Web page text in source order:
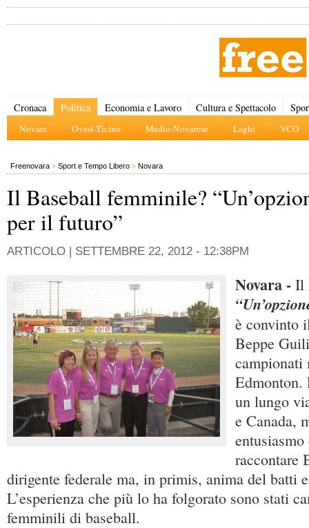
Cronaca Politica
Novara Ovest-Ticino Medio-Novarese Laghi VCO
Economia e Lavoro Cultura e Spettacolo
Freenovara » Sport e Tempo Libero » Novara
Il Baseball femminile?
per il futuro”
ARTICOLO | SETTEMBRE 22, 2012 - 12:38PM
Novara - Il
è convinto
Beppe
Edmonton.
un lungo
e Canada,
raccontare
dirigente federale ma, in primis, anima del batti
L’esperienza che più lo ha folgorato sono stati
femminili di baseball.